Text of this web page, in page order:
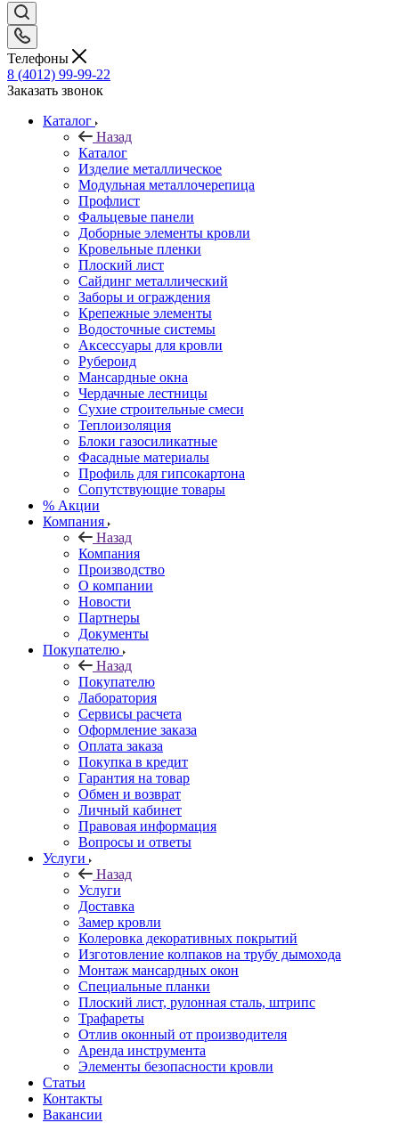
Телефоны
8 (4012) 99-99-22
Заказать звонок
Каталог
Назад
Каталог
Изделие металлическое
Модульная металлочерепица
Профлист
Фальцевые панели
Доборные элементы кровли
Кровельные пленки
Плоский лист
Сайдинг металлический
Заборы и ограждения
Крепежные элементы
Водосточные системы
Аксессуары для кровли
Рубероид
Мансардные окна
Чердачные лестницы
Сухие строительные смеси
Теплоизоляция
Блоки газосиликатные
Фасадные материалы
Профиль для гипсокартона
Сопутствующие товары
% Акции
Компания
Назад
Компания
Производство
О компании
Новости
Партнеры
Документы
Покупателю
Назад
Покупателю
Лаборатория
Сервисы расчета
Оформление заказа
Оплата заказа
Покупка в кредит
Гарантия на товар
Обмен и возврат
Личный кабинет
Правовая информация
Вопросы и ответы
Услуги
Назад
Услуги
Доставка
Замер кровли
Колеровка декоративных покрытий
Изготовление колпаков на трубу дымохода
Монтаж мансардных окон
Специальные планки
Плоский лист, рулонная сталь, штрипс
Трафареты
Отлив оконный от производителя
Аренда инструмента
Элементы безопасности кровли
Статьи
Контакты
Вакансии